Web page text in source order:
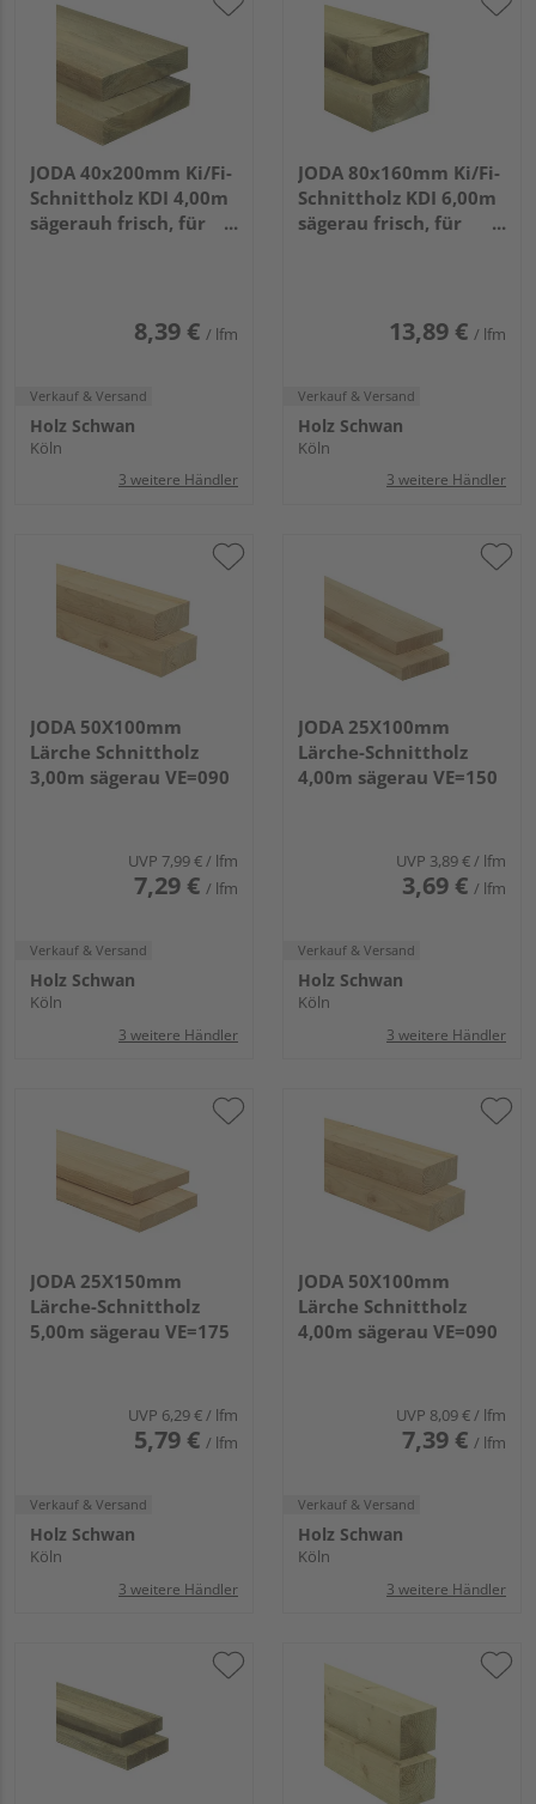
JODA 40x200mm Ki/Fi-
Schnittholz KDI 4,00m
sägerauh frisch, für
8,39 € / lfm
Verkauf & Versand
Holz Schwan
Köln
3 weitere Händler
JODA 80x160mm Ki/Fi-
Schnittholz KDI 6,00m
sägerau frisch, für
13,89 € / lfm
Verkauf & Versand
Holz Schwan
Köln
3 weitere Händler
JODA 50X100mm
Lärche Schnittholz
3,00m sägerau VE=090
UVP 7,99 €/ lfm
7,29 € / lfm
Verkauf & Versand
Holz Schwan
Köln
3 weitere Händler
JODA 25X100mm
Lärche-Schnittholz
4,00m sägerau VE=150
UVP 3,89 €/ lfm
3,69 € / lfm
Verkauf & Versand
Holz Schwan
Köln
3 weitere Händler
JODA 25X150mm
Lärche-Schnittholz
5,00m sägerau VE=175
UVP 6,29 €/ lfm
5,79 € / lfm
Verkauf & Versand
Holz Schwan
Köln
3 weitere Händler
JODA 50X100mm
Lärche Schnittholz
4,00m sägerau VE=090
UVP 8,09 €/ lfm
7,39 € / lfm
Verkauf & Versand
Holz Schwan
Köln
3 weitere Händler